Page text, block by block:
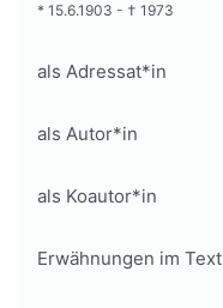
* 15.6.1903 - † 1973
als Adressat*in
als Autor*in
als Koautor*in
Erwähnungen im Text